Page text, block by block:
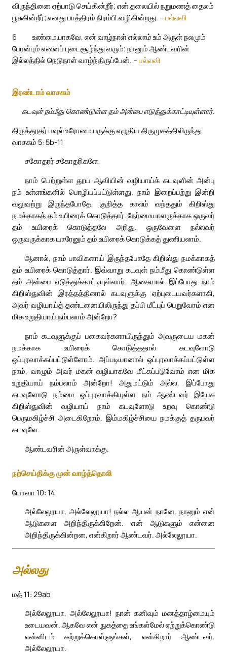
விருந்தினை ஏற்பாடு செய்கின்றீர்; என் தலையில் நறுமணத் தைலம்
பூசுகின்றீர்; எனது பாத்திரம் நிரம்பி வழிகின்றது. – பல்லவி
6
உண்மையாகவே, என் வாழ்நாள் எல்லாம் உம் அருள் நலமும்
பேரன்பும் எனைப் புடைசூழ்ந்து வரும்; நானும் ஆண்டவரின்
இல்லத்தில் நெடுநாள் வாழ்ந்திருப்பேன். – பல்லவி
இரண்டாம் வாசகம்
கடவுள் நம்மீது கொண்டுள்ள தம் அன்பை எடுத்துக்காட்டியுள்ளார்.
திருத்தூதர் பவுல் உரோமையருக்கு எழுதிய திருமுகத்திலிருந்து
வாசகம் 5: 5b-11
சகோதரர் சகோதரிகளே,
நாம் பெற்றுள்ள தூய ஆவியின் வழியாய்க் கடவுளின் அன்பு
நம் உள்ளங்களில் பொழியப்பட்டுள்ளது. நாம் இறைப்பற்று இன்றி
வலுவற்று இருந்தபோதே, குறித்த காலம் வந்ததும் கிறிஸ்து
நமக்காகத் தம் உயிரைக் கொடுத்தார். நேர்மையாளருக்காக ஒருவர்
தம் உயிரைக் கொடுத்தலே அரிது. ஒருவேளை நல்லவர்
ஒருவருக்காக யாரேனும் தம் உயிரைக் கொடுக்கத் துணியலாம்.
ஆனால், நாம் பாவிகளாய் இருந்தபோதே கிறிஸ்து நமக்காகத்
தம் உயிரைக் கொடுத்தார். இவ்வாறு கடவுள் நம்மீது கொண்டுள்ள
தம் அன்பை எடுத்துக்காட்டியுள்ளார். ஆகையால் இப்போது நாம்
கிறிஸ்துவின் இரத்தத்தினால் கடவுளுக்கு ஏற்புடையவர்களாகி,
அவர் வழியாய்த் தண்டனையிலிருந்து தப்பி மீட்புப் பெறுவோம் என
மிக உறுதியாய் நம்பலாம் அன்றோ?
நாம் கடவுளுக்குப் பகைவர்களாயிருந்தும் அவருடைய மகன்
நமக்காக உயிரைக் கொடுத்ததால் கடவுளோடு
ஒப்புரவாக்கப்பட்டுள்ளோம். அப்படியானால் ஒப்புரவாக்கப்பட்டுள்ள
நாம், வாழும் அவர் மகன் வழியாகவே மீட்கப்படுவோம் என மிக
உறுதியாய் நம்பலாம் அன்றோ! அதுமட்டும் அல்ல, இப்போது
கடவுளோடு நம்மை ஒப்புரவாக்கியுள்ள நம் ஆண்டவர் இயேசு
கிறிஸ்துவின் வழியாய் நாம் கடவுளோடு உறவு கொண்டு
பெருமகிழ்ச்சி அடைகிறோம். இம்மகிழ்ச்சியை நமக்குத் தருபவர்
கடவுளே.
ஆண்டவரின் அருள்வாக்கு.
நற்செய்திக்கு முன் வாழ்த்தொலி
யோவா 10: 14
அல்லேலூயா, அல்லேலூயா! நல்ல ஆயன் நானே. நானும் என்
ஆடுகளை அறிந்திருக்கிறேன். என் ஆடுகளும் என்னை
அறிந்திருக்கின்றன, என்கிறார் ஆண்டவர். அல்லேலூயா.
அல்லது
மத் 11: 29ab
அல்லேலூயா, அல்லேலூயா! நான் கனிவும் மனத்தாழ்மையும்
உடையவன். ஆகவே என் நுகத்தை உங்கள்மேல் ஏற்றுக்கொண்டு
என்னிடம் கற்றுக்கொள்ளுங்கள், என்கிறார் ஆண்டவர்.
அல்லேலூயா.